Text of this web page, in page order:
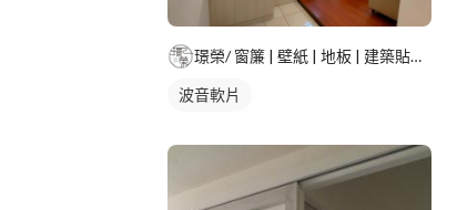
璟榮/ 窗簾 | 壁紙 | 地板 | 建築貼膜 |
波音軟片